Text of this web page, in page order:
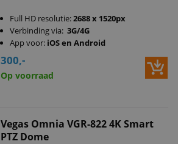
Full HD resolutie:2688 x 1520px
Verbinding via: 3G/4G
App voor: iOS en Android
300,-
Op voorraad
Vegas Omnia VGR-822 4K Smart
PTZ Dome